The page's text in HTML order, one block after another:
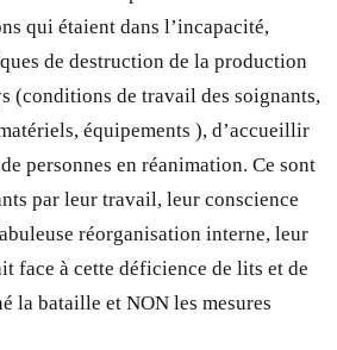
qui étaient dans l’incapacité,
de destruction de la production
(conditions de travail des soignants,
équipements ), d’accueillir
personnes en réanimation. Ce sont
par leur travail, leur conscience
réorganisation interne, leur
face à cette déficience de lits et de
la bataille et NON les mesures